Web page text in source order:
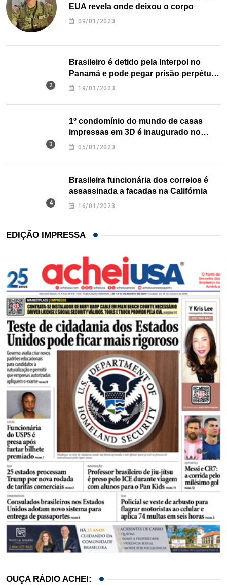
EUA revela onde deixou o corpo
09/01/2023
Brasileiro é detido pela Interpol no
Panamá e pode pegar prisão perpétua
nos EUA
19/01/2023
1º condomínio do mundo de casas
impressas em 3D é inaugurado no
Texas
05/01/2023
Brasileira funcionária dos correios é
assassinada a facadas na Califórnia
16/01/2023
EDIÇÃO IMPRESSA
OUÇA RÁDIO ACHEI: